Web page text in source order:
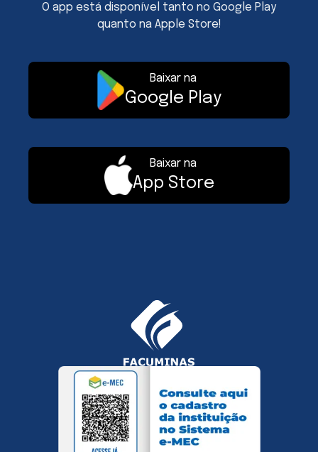
O app está disponível tanto no Google Play
quanto na Apple Store!
Baixar na
Google Play
Baixar na
App Store